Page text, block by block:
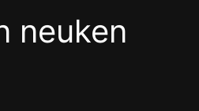
neuken